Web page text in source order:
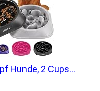
Hunde, 2 Cups...